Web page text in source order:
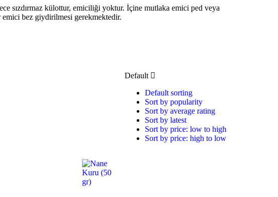
sızdırmaz külottur, emiciliği yoktur. İçine mutlaka emici ped veya
bez giydirilmesi gerekmektedir.
Default
Default sorting
Sort by popularity
Sort by average rating
Sort by latest
Sort by price: low to high
Sort by price: high to low